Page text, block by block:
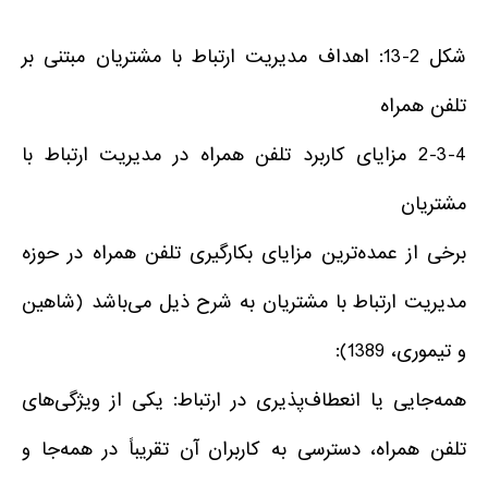
شکل 2-13: اهداف مدیریت ارتباط با مشتریان مبتنی بر
تلفن همراه
2-3-4 مزایای کاربرد تلفن همراه در مدیریت ارتباط با
مشتریان
برخی از عمده‌ترین مزایای بکارگیری تلفن همراه در حوزه
مدیریت ارتباط با مشتریان به شرح ذیل می‌باشد (شاهین
و تیموری، 1389):
همه‌جایی یا انعطاف‌پذیری در ارتباط: یکی از ویژگی‌های
تلفن همراه، دسترسی به کاربران آن تقریباً در همه‌جا و